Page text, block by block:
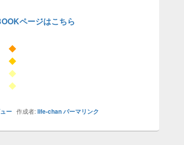
ページはこちら
◆
◆
◆
◆
ー 作成者:life-chanパーマリンク